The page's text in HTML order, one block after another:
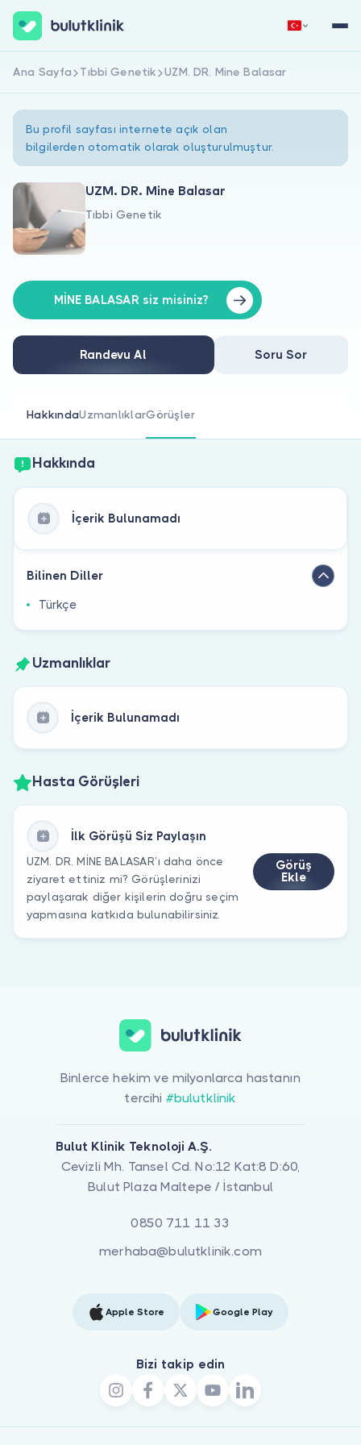
Hakkımızda
Doktorlar için
Doktor musunuz?
Hemen Kaydol Giriş Yap
Ana Sayfa Tıbbi Genetik UZM. DR. Mine Balasar
Bu profil sayfası internete açık olan
bilgilerden otomatik olarak oluşturulmuştur.
UZM. DR. Mine Balasar
Tıbbi Genetik
MİNE BALASAR siz misiniz?
Randevu Al Soru Sor
HakkındaUzmanlıklarGörüşler
Hakkında
İçerik Bulunamadı
Bilinen Diller
Türkçe
Uzmanlıklar
İçerik Bulunamadı
Hasta Görüşleri
İlk Görüşü Siz Paylaşın
UZM. DR. MİNE BALASAR’ı daha önce
ziyaret ettiniz mi? Görüşlerinizi
paylaşarak diğer kişilerin doğru seçim
yapmasına katkıda bulunabilirsiniz.
Görüş
Ekle
Binlerce hekim ve milyonlarca hastanın
tercihi #bulutklinik
Bulut Klinik Teknoloji A.Ş.
Cevizli Mh. Tansel Cd. No:12 Kat:8 D:60,
Bulut Plaza Maltepe / İstanbul
0850 711 11 33
merhaba@bulutklinik.com
Apple Store Google Play
Bizi takip edin